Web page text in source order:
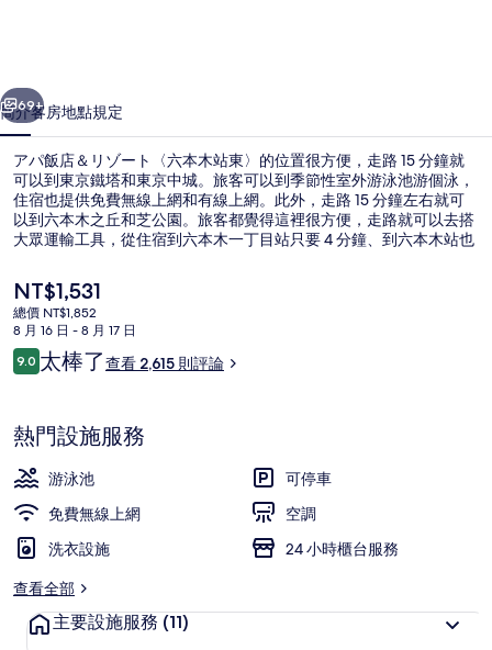
ー
ト
〈六
本
木
站
東〉
的
相
片
集
個 下一個
69+
簡介客房地點規定
アパ飯店＆リゾート〈六本木站東〉的位置很方便，走路 15 分鐘就
可以到東京鐵塔和東京中城。旅客可以到季節性室外游泳池游個泳，
住宿也提供免費無線上網和有線上網。此外，走路 15 分鐘左右就可
以到六本木之丘和芝公園。旅客都覺得這裡很方便，走路就可以去搭
大眾運輸工具，從住宿到六本木一丁目站只要 4 分鐘、到六本木站也
目
前
的
價
格
NT$1,531
總價 NT$1,852
8 月 16 日 - 8 月 17 日
評
論
9.09.0 分，滿分 10 分，
太棒了查看 2,615 則評論
熱門設施服務
游泳池
可停車
免費無線上網
空調
洗衣設施
24 小時櫃台服務
查看全部
主要設施服務 (11)